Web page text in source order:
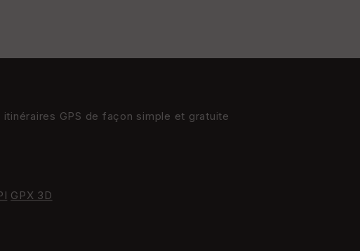
GPS de façon simple et gratuite
GPX 3D